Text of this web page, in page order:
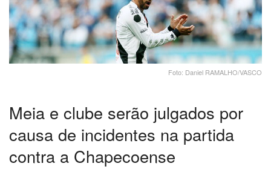
Foto: Daniel RAMALHO/VASCO
Meia e clube serão julgados por
causa de incidentes na partida
contra a Chapecoense